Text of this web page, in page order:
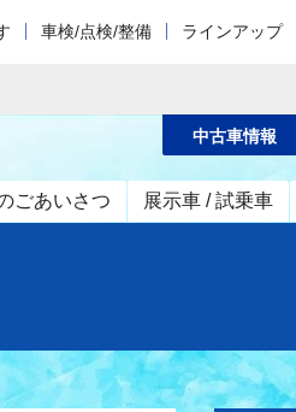
車検/点検/整備 ラインアップ
ごあいさつ 展示車 / 試乗車
中古車情報